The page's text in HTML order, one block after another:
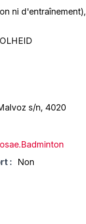
ni d'entraînement),
s/n, 4020
:
Non